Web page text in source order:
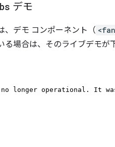
デモ
、デモ コンポーネント（
る場合は、そのライブデモが